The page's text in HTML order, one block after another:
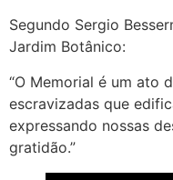
Segundo Sergio
Jardim Botânico:
“O Memorial é um ato
escravizadas que
expressando nossas
gratidão.”